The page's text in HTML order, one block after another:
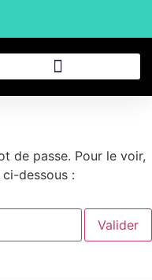
de passe. Pour le voir,
dessous :